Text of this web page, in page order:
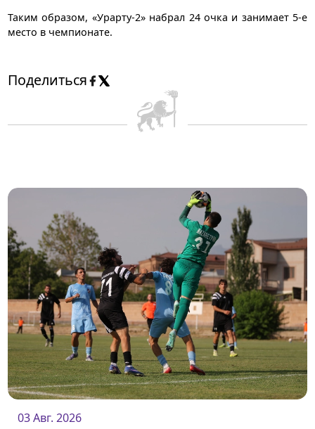
Таким образом, «Урарту-2» набрал 24 очка и занимает 5-е
место в чемпионате.
Поделиться
03 Авг. 2026